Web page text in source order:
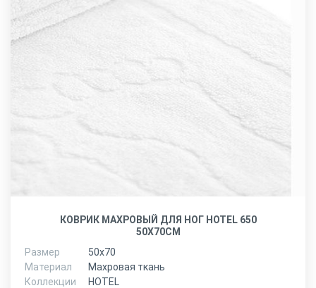
КОВРИК МАХРОВЫЙ ДЛЯ НОГ HOTEL 650
50Х70СМ
Размер
50х70
Материал
Махровая ткань
Коллекции
HOTEL